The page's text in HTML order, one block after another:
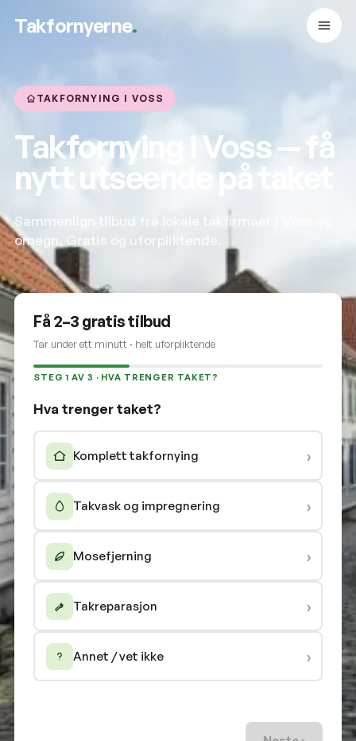
Takfornyerne.
TAKFORNYING I VOSS
Takfornying i Voss — få
nytt utseende på taket
Sammenlign tilbud fra lokale takfirmaer i Voss og
omegn. Gratis og uforpliktende.
Få 2–3 gratis tilbud
Tar under ett minutt · helt uforpliktende
STEG 1 AV 3 · HVA TRENGER TAKET?
Hva trenger taket?
Komplett takfornying ›
Takvask og impregnering ›
Mosefjerning ›
Takreparasjon ›
Annet / vet ikke ›